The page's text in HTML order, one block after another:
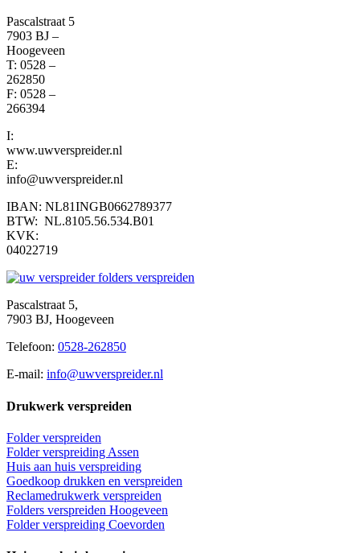
Pascalstraat 5
7903 BJ –
Hoogeveen
T: 0528 –
262850
F: 0528 –
266394
I:
www.uwverspreider.nl
E:
info@uwverspreider.nl
IBAN: NL81INGB0662789377
BTW: NL.8105.56.534.B01
KVK:
04022719
Pascalstraat 5,
7903 BJ, Hoogeveen
Telefoon: 0528-262850
E-mail: info@uwverspreider.nl
Drukwerk verspreiden
Folder verspreiden
Folder verspreiding Assen
Huis aan huis verspreiding
Goedkoop drukken en verspreiden
Reclamedrukwerk verspreiden
Folders verspreiden Hoogeveen
Folder verspreiding Coevorden